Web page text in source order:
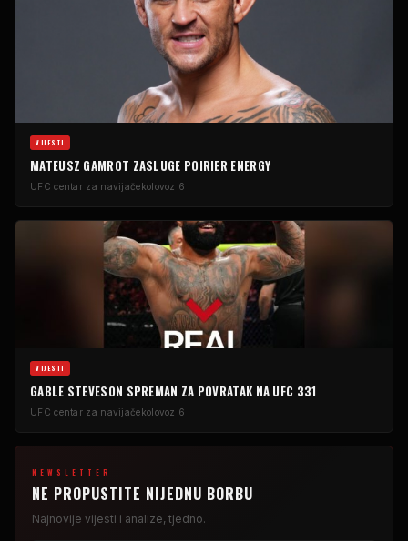
VIJESTI
MATEUSZ GAMROT ZASLUGE POIRIER ENERGY
UFC centar za navijačekolovoz 6
VIJESTI
GABLE STEVESON SPREMAN ZA POVRATAK NA UFC 331
UFC centar za navijačekolovoz 6
NEWSLETTER
NE PROPUSTITE NIJEDNU BORBU
Najnovije vijesti i analize, tjedno.